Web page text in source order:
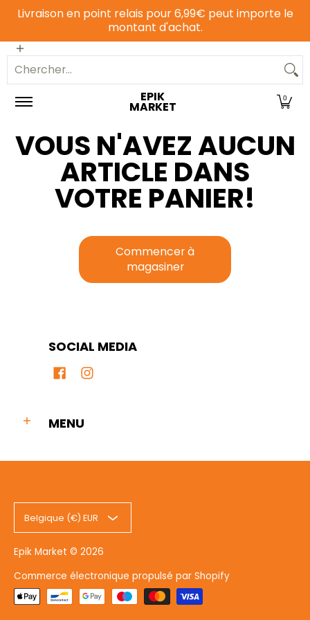
Passer au contenu principal
Livraison en point relais pour 6,99€ peut importe le
montant d'achat.
Epicerie sucrée
Chercher...
EPIK
MARKET
0
VOUS N'AVEZ AUCUN
ARTICLE DANS
VOTRE PANIER!
Commencer à
magasiner
SOCIAL MEDIA
MENU
Belgique (€) EUR
Epik Market © 2026
Commerce électronique propulsé par Shopify